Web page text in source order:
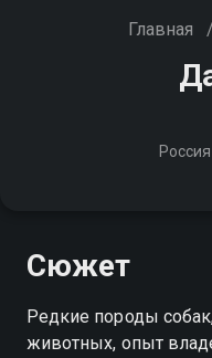
Главная /
Россия
Сюжет
Редкие породы
животных, опыт